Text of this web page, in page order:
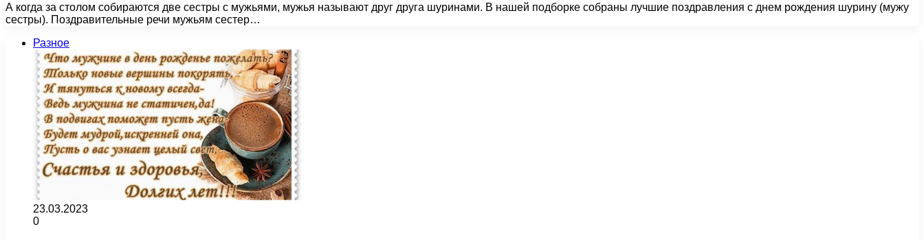
А когда за столом собираются две сестры с мужьями, мужья называют друг друга шуринами. В нашей подборке собраны лучшие поздравления с днем рождения шурину (мужу
сестры). Поздравительные речи мужьям сестер…
Разное
23.03.2023
0